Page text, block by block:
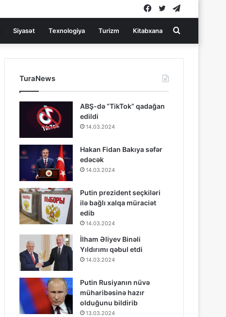
Twitter
Facebook
Siyasət Texnologiya Turizm Kitabxana Search
for
TuraNews
ABŞ-də “TikTok” qadağan
edildi
14.03.2024
Hakan Fidan Bakıya səfər
edəcək
14.03.2024
Putin prezident seçkiləri
ilə bağlı xalqa müraciət
edib
14.03.2024
İlham Əliyev Binəli
Yıldırımı qəbul etdi
14.03.2024
Putin Rusiyanın nüvə
müharibəsinə hazır
olduğunu bildirib
13.03.2024